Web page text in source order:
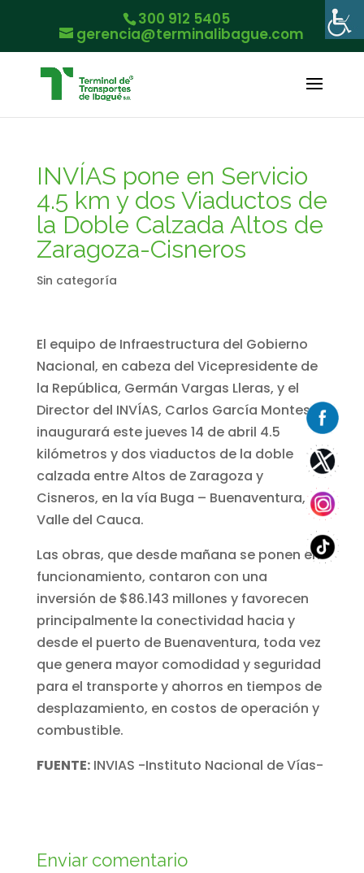
300 912 5405
gerencia@terminalibague.com
INVÍAS pone en Servicio
4.5 km y dos Viaductos de
la Doble Calzada Altos de
Zaragoza-Cisneros
Sin categoría
El equipo de Infraestructura del Gobierno
Nacional, en cabeza del Vicepresidente de
la República, Germán Vargas Lleras, y el
Director del INVÍAS, Carlos García Montes,
inaugurará este jueves 14 de abril 4.5
kilómetros y dos viaductos de la doble
calzada entre Altos de Zaragoza y
Cisneros, en la vía Buga – Buenaventura,
Valle del Cauca.
Las obras, que desde mañana se ponen en
funcionamiento, contaron con una
inversión de $86.143 millones y favorecen
principalmente la conectividad hacia y
desde el puerto de Buenaventura, toda vez
que genera mayor comodidad y seguridad
para el transporte y ahorros en tiempos de
desplazamiento, en costos de operación y
combustible.
FUENTE:INVIAS -Instituto Nacional de Vías-
Enviar comentario